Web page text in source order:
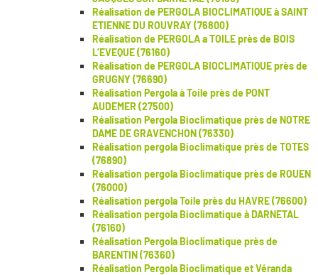
Réalisation de PERGOLA BIOCLIMATIQUE à SAINT
ETIENNE DU ROUVRAY (76800)
Réalisation de PERGOLA a TOILE près de BOIS
L’EVEQUE (76160)
Réalisation de PERGOLA BIOCLIMATIQUE près de
GRUGNY (76690)
Réalisation Pergola à Toile près de PONT
AUDEMER (27500)
Réalisation Pergola Bioclimatique près de NOTRE
DAME DE GRAVENCHON (76330)
Réalisation pergola Bioclimatique près de TOTES
(76890)
Réalisation pergola Bioclimatique près de ROUEN
(76000)
Réalisation pergola Toile près du HAVRE (76600)
Réalisation pergola Bioclimatique à DARNETAL
(76160)
Réalisation Pergola Bioclimatique près de
BARENTIN (76360)
Réalisation Pergola Bioclimatique et Véranda